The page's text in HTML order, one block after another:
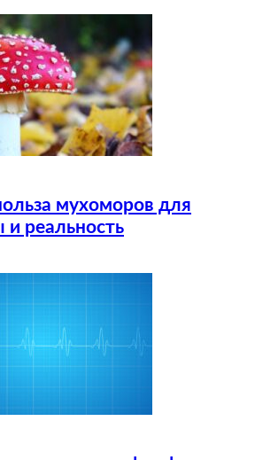
мухоморов для
реальность